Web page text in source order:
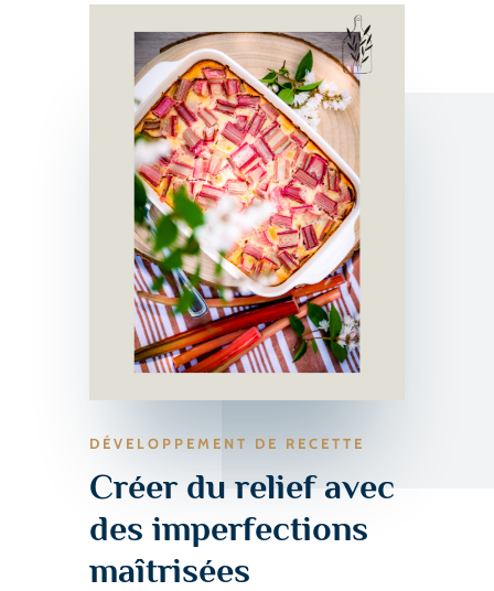
DÉVELOPPEMENT DE RECETTE
Créer du relief avec
des imperfections
maîtrisées